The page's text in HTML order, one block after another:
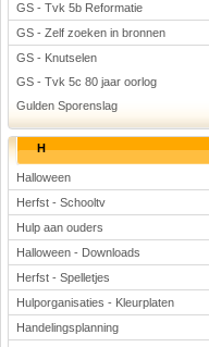
GS - Tvk 5b Reformatie
GS - Zelf zoeken in bronnen
GS - Knutselen
GS - Tvk 5c 80 jaar oorlog
Gulden Sporenslag
H
Halloween
Herfst - Schooltv
Hulp aan ouders
Halloween - Downloads
Herfst - Spelletjes
Hulporganisaties - Kleurplaten
Handelingsplanning